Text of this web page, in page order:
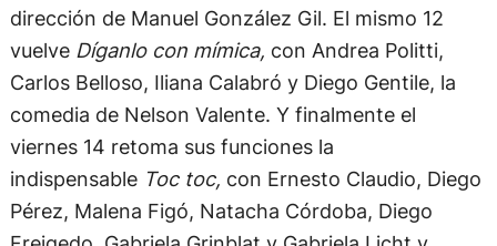
dirección de Manuel González Gil. El mismo 12
vuelve Díganlo con mímica, con Andrea Politti,
Carlos Belloso, Iliana Calabró y Diego Gentile, la
comedia de Nelson Valente. Y finalmente el
viernes 14 retoma sus funciones la
indispensableToc toc, con Ernesto Claudio, Diego
Pérez, Malena Figó, Natacha Córdoba, Diego